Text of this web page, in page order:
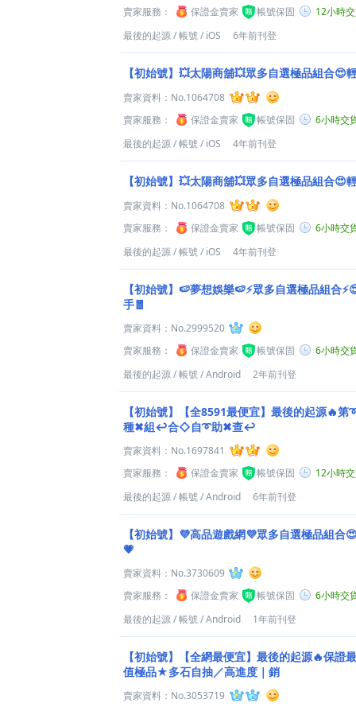
賣家服務：
保證金賣家 帳號保固
12小時
最後的起源/帳號/ iOS 6年前刊登
【初始號】💥太陽商舖💥眾多自選極品組合😍
賣家資料： No.1064708
賣家服務：
保證金賣家 帳號保固
6小時交
最後的起源/帳號/ iOS 4年前刊登
【初始號】💥太陽商舖💥眾多自選極品組合😍
賣家資料： No.1064708
賣家服務：
保證金賣家 帳號保固
6小時交
最後的起源/帳號/ iOS 4年前刊登
【初始號】🍉夢想娛樂🍉⚡眾多自選極品組合
手🧧
賣家資料： No.2999520
賣家服務：
保證金賣家 帳號保固
6小時交
最後的起源/帳號/Android 2年前刊登
【初始號】【全8591最便宜】最後的起源🔥
種✖組↩合◇自➰助✖查↩
賣家資料： No.1697841
賣家服務：
保證金賣家 帳號保固
12小時
最後的起源/帳號/Android 6年前刊登
【初始號】💜高品遊戲網💜眾多自選極品組合
💗
賣家資料： No.3730609
賣家服務：
保證金賣家 帳號保固
6小時交
最後的起源/帳號/Android 1年前刊登
【初始號】【全網最便宜】最後的起源🔥保
值極品★多石自抽／高進度｜銷
賣家資料： No.3053719